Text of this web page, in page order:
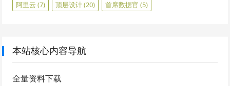
阿里云 (7) 顶层设计(20) 首席数据官 (5)
本站核心内容导航
全量资料下载